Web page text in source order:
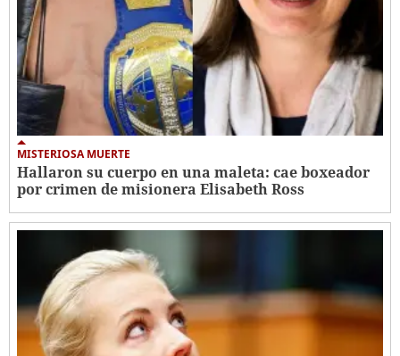
MISTERIOSA MUERTE
Hallaron su cuerpo en una maleta: cae boxeador
por crimen de misionera Elisabeth Ross